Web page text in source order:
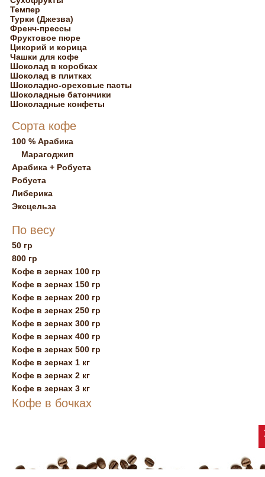
Темпер
Турки (Джезва)
Френч-прессы
Фруктовое пюре
Цикорий и корица
Чашки для кофе
Шоколад в коробках
Шоколад в плитках
Шоколадно-ореховые пасты
Шоколадные батончики
Шоколадные конфеты
Сорта кофе
100 % Арабика
Марагоджип
Арабика + Робуста
Робуста
Либерика
Эксцельза
По весу
50 гр
800 гр
Кофе в зернах 100 гр
Кофе в зернах 150 гр
Кофе в зернах 200 гр
Кофе в зернах 250 гр
Кофе в зернах 300 гр
Кофе в зернах 400 гр
Кофе в зернах 500 гр
Кофе в зернах 1 кг
Кофе в зернах 2 кг
Кофе в зернах 3 кг
Кофе в бочках